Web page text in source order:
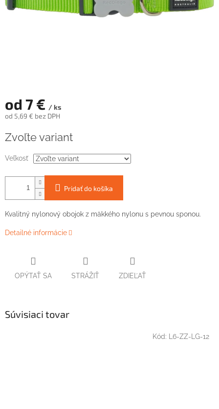
od 7 € / ks
od 5,69 € bez DPH
cena:
Zvoľte variant
Veľkosť
Pridať do košíka
Kvalitný nylonový obojok z mäkkého nylonu s pevnou sponou.
Detailné informácie
OPÝTAŤ SA STRÁŽIŤ ZDIEĽAŤ
Súvisiaci tovar
Kód: L6-ZZ-LG-12